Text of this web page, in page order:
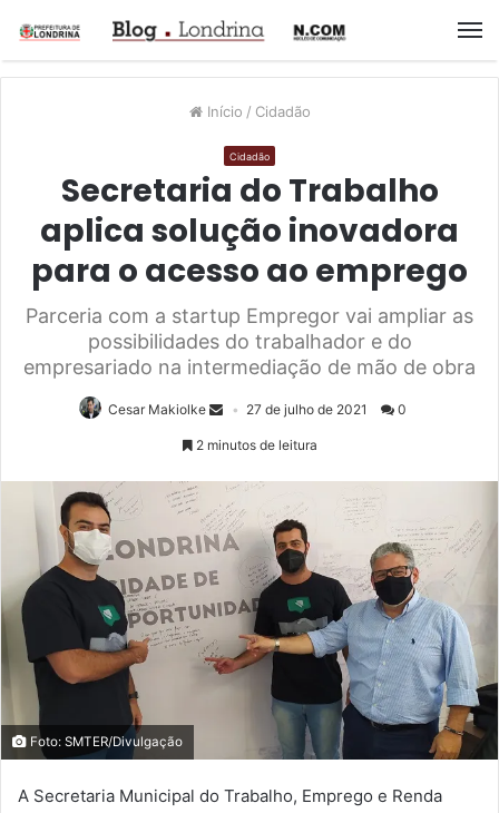
Início / Cidadão
Cidadão
Secretaria do Trabalho
aplica solução inovadora
para o acesso ao emprego
Parceria com a startup Empregor vai ampliar as
possibilidades do trabalhador e do
empresariado na intermediação de mão de obra
Cesar Makiolke 27 de julho de 2021 0
2 minutos de leitura
Foto: SMTER/Divulgação
A Secretaria Municipal do Trabalho, Emprego e Renda